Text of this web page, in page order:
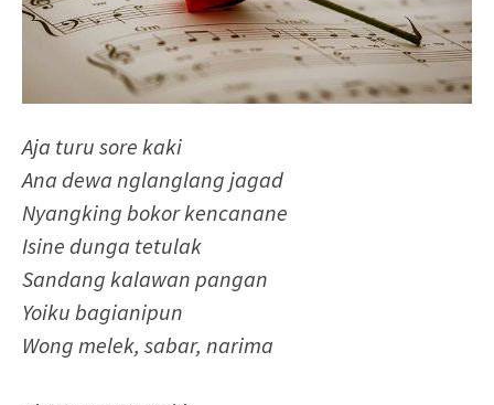
Aja turu sore kaki
Ana dewa nglanglang jagad
Nyangking bokor kencanane
Isine dunga tetulak
Sandang kalawan pangan
Yoiku bagianipun
Wong melek, sabar, narima